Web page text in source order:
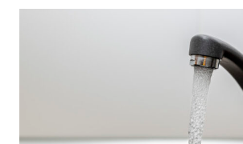
Adresa ta de email nu va fi publicată.